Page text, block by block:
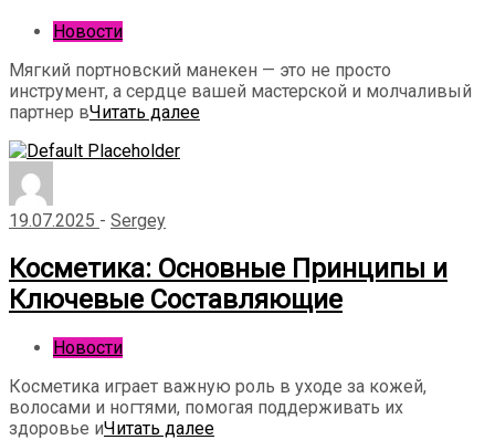
Новости
Мягкий портновский манекен — это не просто
инструмент, а сердце вашей мастерской и молчаливый
партнер вЧитать далее
19.07.2025 - Sergey
Косметика: Основные Принципы и
Ключевые Составляющие
Новости
Косметика играет важную роль в уходе за кожей,
волосами и ногтями, помогая поддерживать их
здоровье иЧитать далее